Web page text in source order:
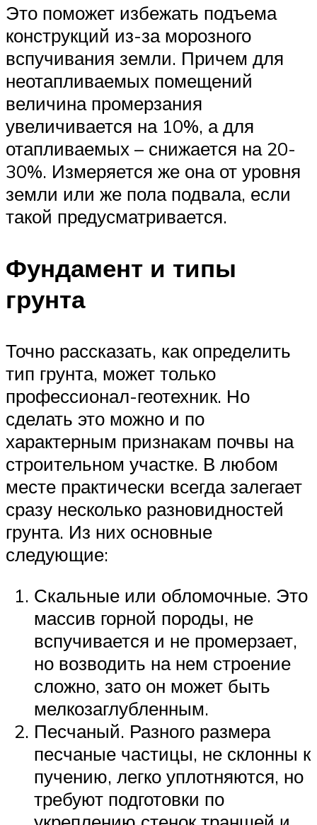
Это поможет избежать подъема
конструкций из-за морозного
вспучивания земли. Причем для
неотапливаемых помещений
величина промерзания
увеличивается на 10%, а для
отапливаемых – снижается на 20-
30%. Измеряется же она от уровня
земли или же пола подвала, если
такой предусматривается.
Фундамент и типы
грунта
Точно рассказать, как определить
тип грунта, может только
профессионал-геотехник. Но
сделать это можно и по
характерным признакам почвы на
строительном участке. В любом
месте практически всегда залегает
сразу несколько разновидностей
грунта. Из них основные
следующие:
Скальные или обломочные. Это
массив горной породы, не
вспучивается и не промерзает,
но возводить на нем строение
сложно, зато он может быть
мелкозаглубленным.
Песчаный. Разного размера
песчаные частицы, не склонны к
пучению, легко уплотняются, но
требуют подготовки по